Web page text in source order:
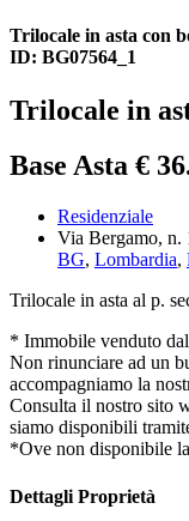
Trilocale in asta con
ID: BG07564_1
Trilocale in
Base Asta €
Residenziale
Via Bergamo, n.
BG, Lombardia,
Trilocale in asta al p.
* Immobile venduto
Non rinunciare ad un
accompagniamo la
Consulta il nostro sito
siamo disponibili
*Ove non disponibile
Dettagli Proprietà